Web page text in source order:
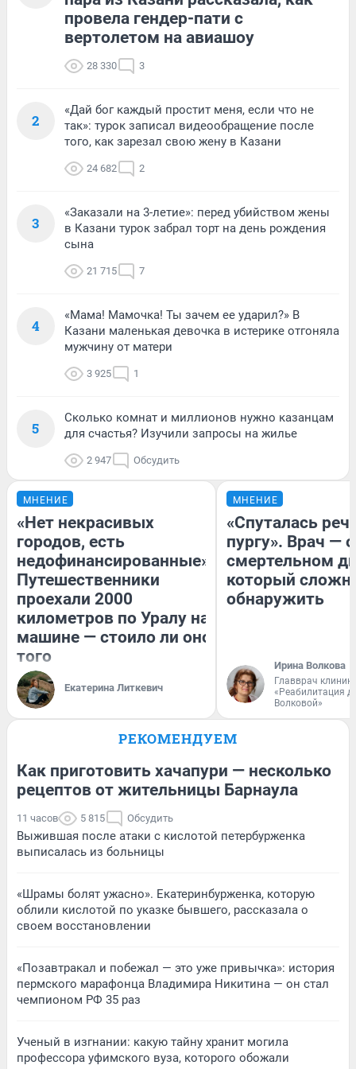
провела гендер-пати с
вертолетом на авиашоу
28 330 3
2
«Дай бог каждый простит меня, если что не
так»: турок записал видеообращение после
того, как зарезал свою жену в Казани
24 682 2
3
«Заказали на 3-летие»: перед убийством жены
в Казани турок забрал торт на день рождения
сына
21 715 7
4
«Мама! Мамочка! Ты зачем ее ударил?» В
Казани маленькая девочка в истерике отгоняла
мужчину от матери
3 925 1
5
Сколько комнат и миллионов нужно казанцам
для счастья? Изучили запросы на жилье
2 947 Обсудить
МНЕНИЕ
«Нет некрасивых
городов, есть
недофинансированные».
Путешественники
проехали 2000
километров по Уралу на
машине — стоило ли оно
того
Екатерина Литкевич
МНЕНИЕ
«Спуталась
пургу». Врач — о
смертельном
который
обнаружить
Ирина Волкова
Главврач
«Реабилитация
Волковой»
РЕКОМЕНДУЕМ
Как приготовить хачапури — несколько
рецептов от жительницы Барнаула
11 часов 5 815 Обсудить
Выжившая после атаки с кислотой петербурженка
выписалась из больницы
«Шрамы болят ужасно». Екатеринбурженка, которую
облили кислотой по указке бывшего, рассказала о
своем восстановлении
«Позавтракал и побежал — это уже привычка»: история
пермского марафонца Владимира Никитина — он стал
чемпионом РФ 35 раз
Ученый в изгнании: какую тайну хранит могила
профессора уфимского вуза, которого обожали